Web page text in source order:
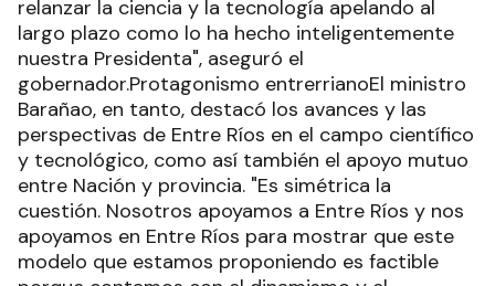
relanzar la ciencia y la tecnología apelando al
largo plazo como lo ha hecho inteligentemente
nuestra Presidenta", aseguró el
gobernador.Protagonismo entrerrianoEl ministro
Barañao, en tanto, destacó los avances y las
perspectivas de Entre Ríos en el campo científico
y tecnológico, como así también el apoyo mutuo
entre Nación y provincia. "Es simétrica la
cuestión. Nosotros apoyamos a Entre Ríos y nos
apoyamos en Entre Ríos para mostrar que este
modelo que estamos proponiendo es factible